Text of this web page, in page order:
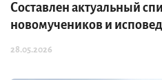
Составлен актуальный
новомучеников и
28.05.2026